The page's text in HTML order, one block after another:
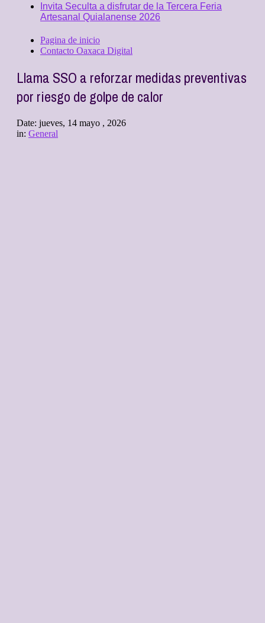
Invita Seculta a disfrutar de la Tercera Feria
Artesanal Quialanense 2026
Pagina de inicio
Contacto Oaxaca Digital
Llama SSO a reforzar medidas preventivas
por riesgo de golpe de calor
Date: jueves, 14 mayo , 2026
in: General